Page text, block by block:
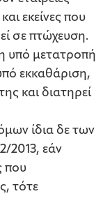
εκείνες που
σε πτώχευση.
υπό μετατροπή
εκκαθάριση,
και διατηρεί
ίδια δε των
2013, εάν
που
τότε